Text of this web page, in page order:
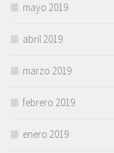
mayo 2019
abril 2019
marzo 2019
febrero 2019
enero 2019